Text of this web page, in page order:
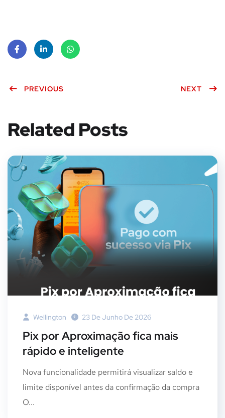
book
dIn
sApp
PREVIOUS NEXT
Related Posts
Wellington 23 De Junho De 2026
Pix por Aproximação fica mais
rápido e inteligente
Nova funcionalidade permitirá visualizar saldo e
limite disponível antes da confirmação da compra
O...